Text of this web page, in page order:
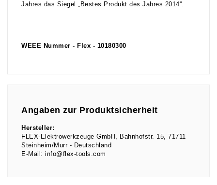
Jahres das Siegel „Bestes Produkt des Jahres 2014“.
WEEE Nummer - Flex - 10180300
Angaben zur Produktsicherheit
Hersteller:
FLEX-Elektrowerkzeuge GmbH
Bahnhofstr. 15
71711
Steinheim/Murr
Deutschland
E-Mail: info@flex-tools.com